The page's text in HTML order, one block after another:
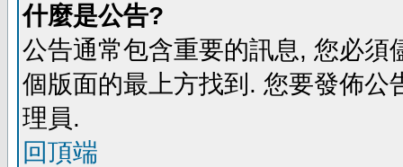
什麼是公告?
公告通常包含重要的訊息, 您必
個版面的最上方找到. 您要發佈
理員.
回頂端